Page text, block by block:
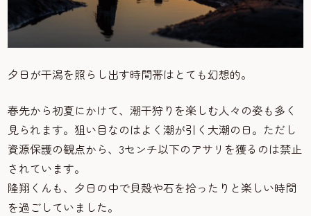
夕日が干潟を照らし出す時間帯はとても幻想的。
春先から初夏にかけて、潮干狩りを楽しむ人々の姿も多く
見られます。狙い目なのはよく潮が引く大潮の日。ただし
資源保護の観点から、3センチ以下のアサリを獲るのは禁止
されています。
隆翔くんも、夕日の中で貝殻や石を拾ったりと楽しい時間
を過ごしていました。